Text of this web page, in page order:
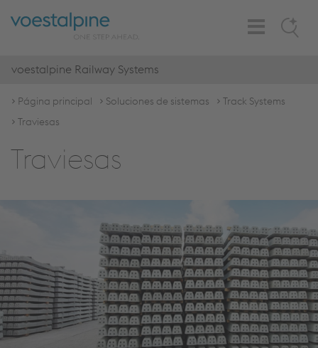
Search
Toggle
Navigation
voestalpine Railway Systems
Página principal Soluciones de sistemas
Track Systems
Traviesas
Traviesas